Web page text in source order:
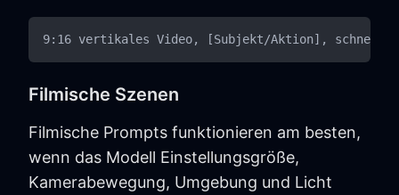
Filmische Szenen
Filmische Prompts funktionieren am besten,
wenn das Modell Einstellungsgröße,
Kamerabewegung, Umgebung und Licht